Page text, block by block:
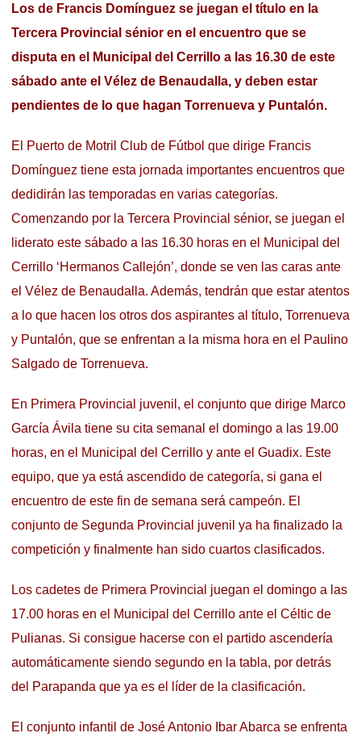
Los de Francis Domínguez se juegan el título en la
Tercera Provincial sénior en el encuentro que se
disputa en el Municipal del Cerrillo a las 16.30 de este
sábado ante el Vélez de Benaudalla, y deben estar
pendientes de lo que hagan Torrenueva y Puntalón.
El Puerto de Motril Club de Fútbol que dirige Francis
Domínguez tiene esta jornada importantes encuentros que
dedidirán las temporadas en varias categorías.
Comenzando por la Tercera Provincial sénior, se juegan el
liderato este sábado a las 16.30 horas en el Municipal del
Cerrillo ‘Hermanos Callejón’, donde se ven las caras ante
el Vélez de Benaudalla. Además, tendrán que estar atentos
a lo que hacen los otros dos aspirantes al título, Torrenueva
y Puntalón, que se enfrentan a la misma hora en el Paulino
Salgado de Torrenueva.
En Primera Provincial juvenil, el conjunto que dirige Marco
García Ávila tiene su cita semanal el domingo a las 19.00
horas, en el Municipal del Cerrillo y ante el Guadix. Este
equipo, que ya está ascendido de categoría, si gana el
encuentro de este fin de semana será campeón. El
conjunto de Segunda Provincial juvenil ya ha finalizado la
competición y finalmente han sido cuartos clasificados.
Los cadetes de Primera Provincial juegan el domingo a las
17.00 horas en el Municipal del Cerrillo ante el Céltic de
Pulianas. Si consigue hacerse con el partido ascendería
automáticamente siendo segundo en la tabla, por detrás
del Parapanda que ya es el líder de la clasificación.
El conjunto infantil de José Antonio Ibar Abarca se enfrenta